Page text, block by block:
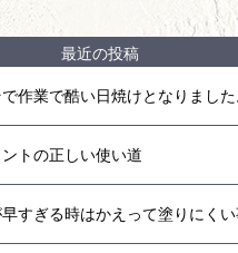
最近の投稿
作業で酷い日焼けとなりました
トの正しい使い道
すぎる時はかえって塗りにくい